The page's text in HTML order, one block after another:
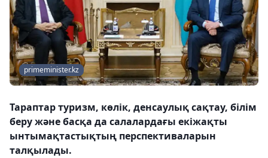
primeminister.kz
Тараптар туризм, көлік, денсаулық сақтау, білім
беру және басқа да салалардағы екіжақты
ынтымақтастықтың перспективаларын
талқылады.